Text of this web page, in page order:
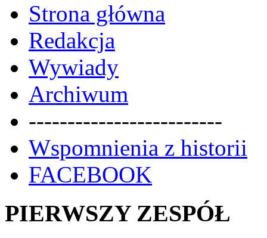
Strona główna
Redakcja
Wywiady
Archiwum
-------------------------
Wspomnienia z historii
FACEBOOK
PIERWSZY ZESPÓŁ